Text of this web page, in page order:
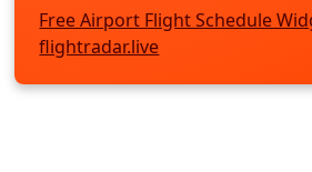
Free Airport Flight Schedule
flightradar.live